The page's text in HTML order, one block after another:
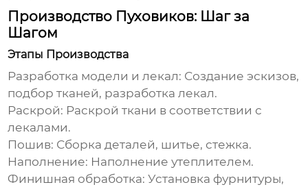
Производство Пуховиков: Шаг за
Шагом
Этапы Производства
Разработка модели и лекал: Создание эскизов,
подбор тканей, разработка лекал.
Раскрой: Раскрой ткани в соответствии с
лекалами.
Пошив: Сборка деталей, шитье, стежка.
Наполнение: Наполнение утеплителем.
Финишная обработка: Установка фурнитуры,